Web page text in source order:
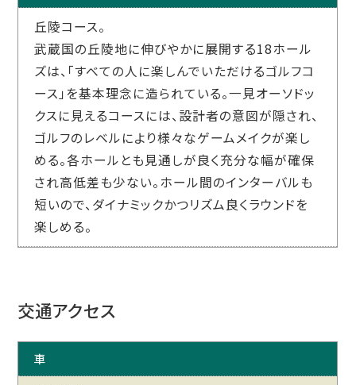
丘陵コース。
武蔵国の丘陵地に伸びやかに展開する18ホール
ズは、「すべての人に楽しんでいただけるゴルフコ
ース」を基本理念に造られている。一見オーソドッ
クスに見えるコースには、設計者の意図が隠され、
ゴルフのレベルにより様々なゲームメイクが楽し
める。各ホールとも見通しが良く充分な幅が確保
され高低差も少ない。ホール間のインターバルも
短いので、ダイナミックかつリズム良くラウンドを
楽しめる。
交通アクセス
車